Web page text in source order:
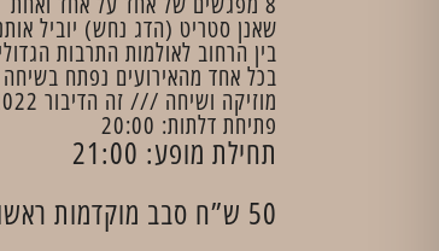
שאנן סטריט (הדג נחש) יוביל
בין הרחוב לאולמות התרבות
בכל אחד מהאירועים נפתח
מוזיקה ושיחה /// זה הדיבור 2022
פתיחת דלתות: 20:00
תחילת מופע: 21:00
50 ש”ח סבב מוקדמות ראשון